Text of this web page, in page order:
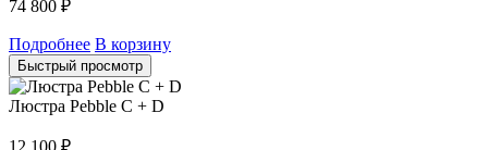
74 800 ₽
Подробнее В корзину
Быстрый просмотр
Люстра Pebble C + D
12 100 ₽